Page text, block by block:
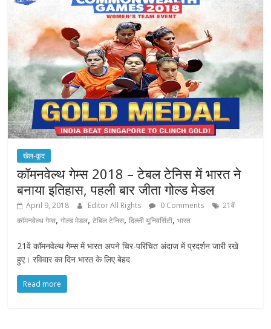
खेल-कूद
कॉमनवेल्थ गेम्स 2018 – टेबल टेनिस में भारत ने
बनाया इतिहास, पहली बार जीता गोल्ड मेडल
April 9, 2018 Editor All Rights 0 Comments
21वें
कॉमनवेल्थ गेम्स,गोल्ड मेडल,टेबिल टेनिस,दिल्ली यूनिवर्सिटी,भारत
21वें कॉमनवेल्थ गेम्स में भारत अपने चिर-परिचित अंदाज में प्रदर्शन जारी रखे
हुए। रविवार का दिन भारत के लिए बेहद
Read more